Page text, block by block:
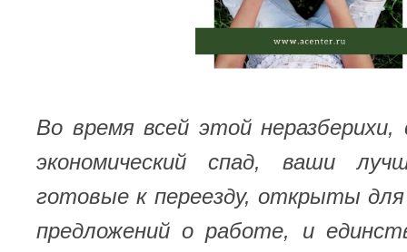
Во время всей этой неразберихи,
экономический спад, ваши
готовые к переезду, открыты
предложений о работе, и